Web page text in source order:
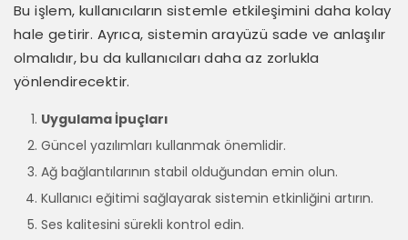
Bu işlem, kullanıcıların sistemle etkileşimini daha kolay
hale getirir. Ayrıca, sistemin arayüzü sade ve anlaşılır
olmalıdır, bu da kullanıcıları daha az zorlukla
yönlendirecektir.
Uygulama İpuçları
Güncel yazılımları kullanmak önemlidir.
Ağ bağlantılarının stabil olduğundan emin olun.
Kullanıcı eğitimi sağlayarak sistemin etkinliğini artırın.
Ses kalitesini sürekli kontrol edin.